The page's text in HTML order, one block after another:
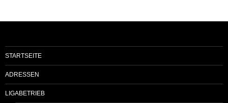
STARTSEITE
ADRESSEN
LIGABETRIEB